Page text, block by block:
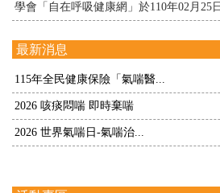
學會「自在呼吸健康網」於110年02月
最新消息
115年全民健康保險「氣喘醫...
2026 咳痰悶喘 即時棄喘
2026 世界氣喘日-氣喘治...